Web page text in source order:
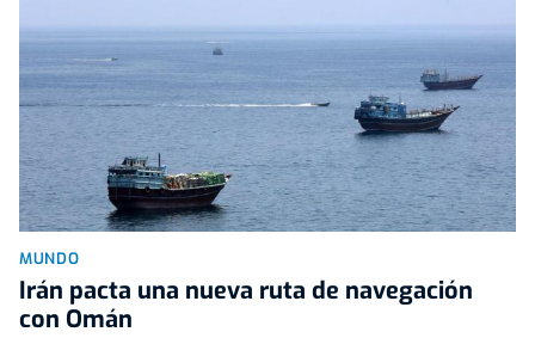
MUNDO
Irán pacta una nueva ruta de navegación
con Omán